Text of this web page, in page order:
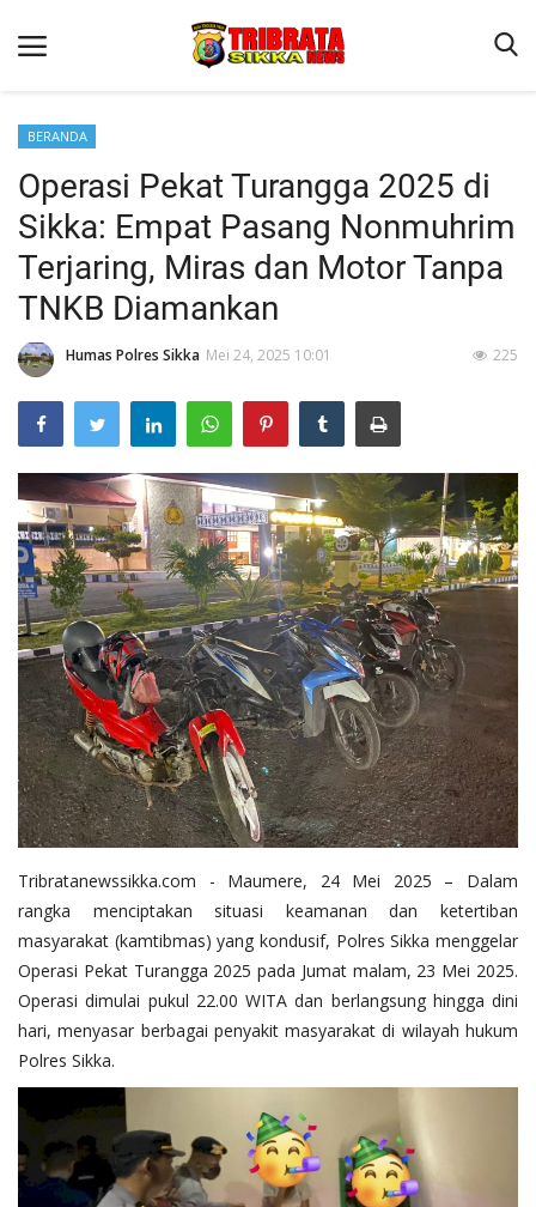
Beranda
Terms & Conditions
Reskrim
Binkam
Lantas
Polisi Kita
Giat Ops
BERANDA
Operasi Pekat Turangga 2025 di
Sikka: Empat Pasang Nonmuhrim
Terjaring, Miras dan Motor Tanpa
TNKB Diamankan
Humas Polres Sikka Mei 24, 2025 10:01 225
Tribratanewssikka.com - Maumere, 24 Mei 2025 – Dalam
rangka menciptakan situasi keamanan dan ketertiban
masyarakat (kamtibmas) yang kondusif, Polres Sikka menggelar
Operasi Pekat Turangga 2025 pada Jumat malam, 23 Mei 2025.
Operasi dimulai pukul 22.00 WITA dan berlangsung hingga dini
hari, menyasar berbagai penyakit masyarakat di wilayah hukum
Polres Sikka.